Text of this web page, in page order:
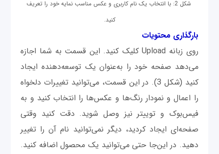
شکل 2: با انتخاب یک نام ‌کاربری و عکس مناسب نمایه خود را تعریف
کنید.
بارگذاری محتویات
روی زبانه Upload کلیک کنید. این قسمت به شما اجازه
می‌دهد صفحه خود را به‌عنوان یک توسعه‌دهنده ایجاد
کنید (شکل 3). در این قسمت، می‌توانید تغییرات دلخواه
را اعمال و نمودار رنگ‌ها و عکس‌ها را انتخاب کنید و به
فیس‌بوک و توییتر نیز وصل شوید. دقت کنید وقتی
صفحه‌ای ایجاد کردید، دیگر نمی‌توانید نام آن را تغییر
دهید. در این‌جا حتی می‌توانید یک محصول اضافه کنید.